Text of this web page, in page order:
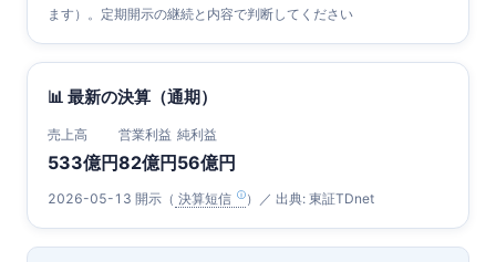
ます）。定期開示の継続と内容で判断してください
📊 最新の決算（通期）
売上高
533億円
営業利益
82億円
純利益
56億円
2026-05-13 開示（ 決算短信 ）／ 出典: 東証TDnet